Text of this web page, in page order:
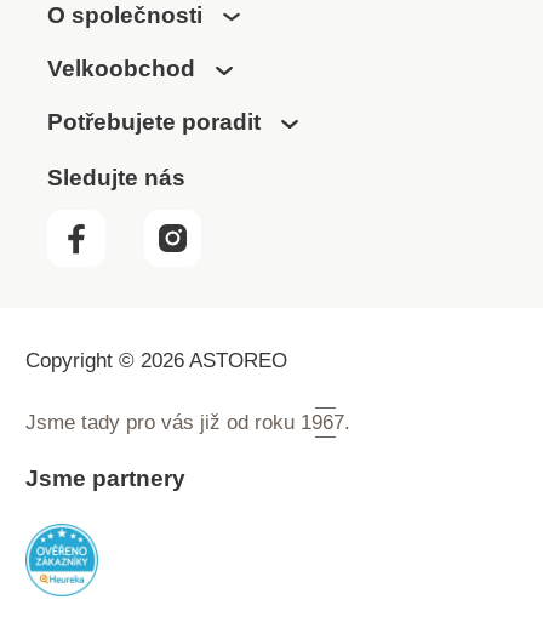
O společnosti
Velkoobchod
Potřebujete poradit
Sledujte nás
Copyright © 2026 ASTOREO
Jsme tady pro vás již od roku 1967.
Jsme partnery